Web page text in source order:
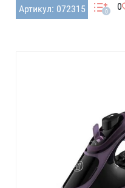
Артикул: 072315 0 0